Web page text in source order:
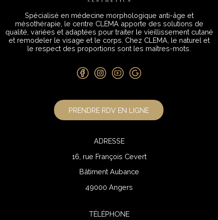
Spécialisé en médecine morphologique anti-âge et
mésothérapie, le centre CLEMA apporte des solutions de
qualité, variées et adaptées pour traiter le vieillissement cutané
et remodeler le visage et le corps. Chez CLEMA, le naturel et
le respect des proportions sont les maîtres-mots.
PRENDRE RDV EN LIGNE
ADRESSE
16, rue François Cevert
Bâtiment Aubance
49000 Angers
TÉLÉPHONE